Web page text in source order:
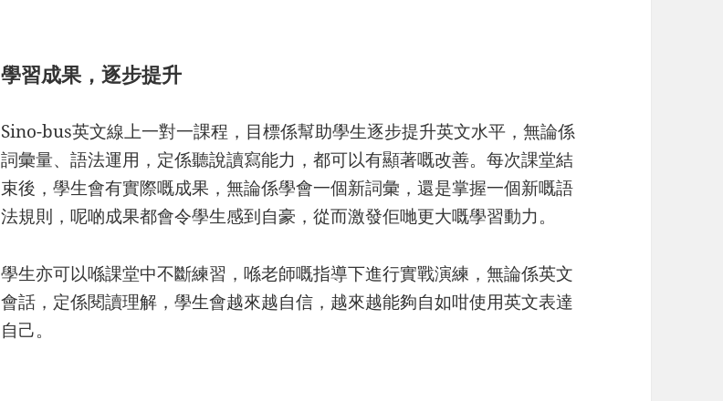
學習成果，逐步提升
Sino-bus英文線上一對一課程，目標係幫助學生逐步提升英文水平，無論係
詞彙量、語法運用，定係聽說讀寫能力，都可以有顯著嘅改善。每次課堂結
束後，學生會有實際嘅成果，無論係學會一個新詞彙，還是掌握一個新嘅語
法規則，呢啲成果都會令學生感到自豪，從而激發佢哋更大嘅學習動力。
學生亦可以喺課堂中不斷練習，喺老師嘅指導下進行實戰演練，無論係英文
會話，定係閱讀理解，學生會越來越自信，越來越能夠自如咁使用英文表達
自己。